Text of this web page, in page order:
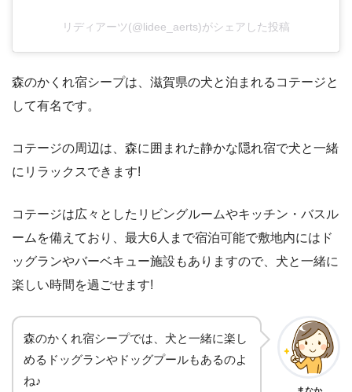
リディアーツ(@lidee_aerts)がシェアした投稿
森のかくれ宿シープは、滋賀県の犬と泊まれるコテージと
して有名です。
コテージの周辺は、森に囲まれた静かな隠れ宿で犬と一緒
にリラックスできます!
コテージは広々としたリビングルームやキッチン・バスル
ームを備えており、最大6人まで宿泊可能で敷地内にはド
ッグランやバーベキュー施設もありますので、犬と一緒に
楽しい時間を過ごせます!
森のかくれ宿シープでは、犬と一緒に楽し
めるドッグランやドッグプールもあるのよ
ね♪